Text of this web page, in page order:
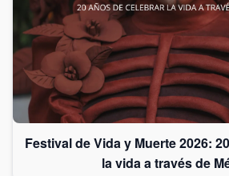
Festival de Vida y Muerte 2026:
la vida a través de